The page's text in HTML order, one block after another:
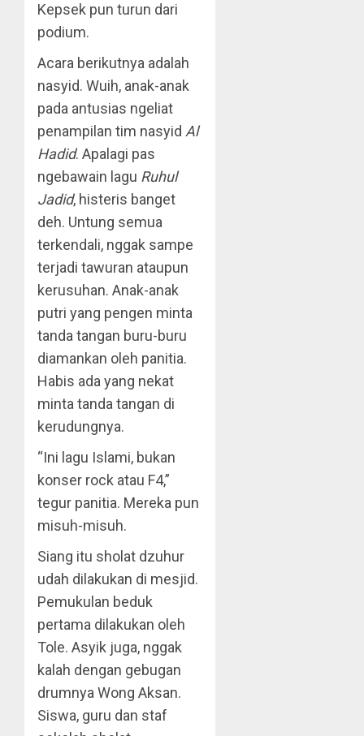
Kepsek pun turun dari
podium.
Acara berikutnya adalah
nasyid. Wuih, anak-anak
pada antusias ngeliat
penampilan tim nasyid Al
Hadid. Apalagi pas
ngebawain lagu Ruhul
Jadid, histeris banget
deh. Untung semua
terkendali, nggak sampe
terjadi tawuran ataupun
kerusuhan. Anak-anak
putri yang pengen minta
tanda tangan buru-buru
diamankan oleh panitia.
Habis ada yang nekat
minta tanda tangan di
kerudungnya.
“Ini lagu Islami, bukan
konser rock atau F4,”
tegur panitia. Mereka pun
misuh-misuh.
Siang itu sholat dzuhur
udah dilakukan di mesjid.
Pemukulan beduk
pertama dilakukan oleh
Tole. Asyik juga, nggak
kalah dengan gebugan
drumnya Wong Aksan.
Siswa, guru dan staf